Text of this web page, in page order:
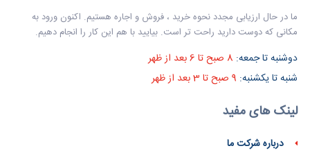
ما در حال ارزیابی مجدد نحوه خرید ، فروش و اجاره هستیم. اکنون ورود به
مکانی که دوست دارید راحت تر است. بیایید با هم این کار را انجام دهیم.
دوشنبه تا جمعه:
شنبه تا یکشنبه:
لینک های مفید
درباره شرکت ما